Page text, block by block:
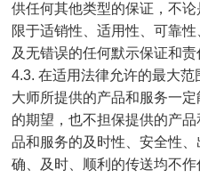
供任何其他类型的保证，不
限于适销性、适用性、可靠
及无错误的任何默示保证和责
4.3. 在适用法律允许的最大
大师所提供的产品和服务一
的期望，也不担保提供的产
品和服务的及时性、安全性
确、及时、顺利的传送均不作